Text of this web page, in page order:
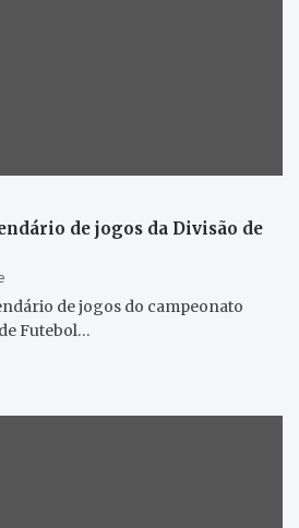
de jogos da Divisão de
de jogos do campeonato
Futebol…